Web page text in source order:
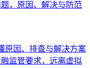
，原因、解决与防范
原因、排查与解决方案
监管要求，远离虚拟